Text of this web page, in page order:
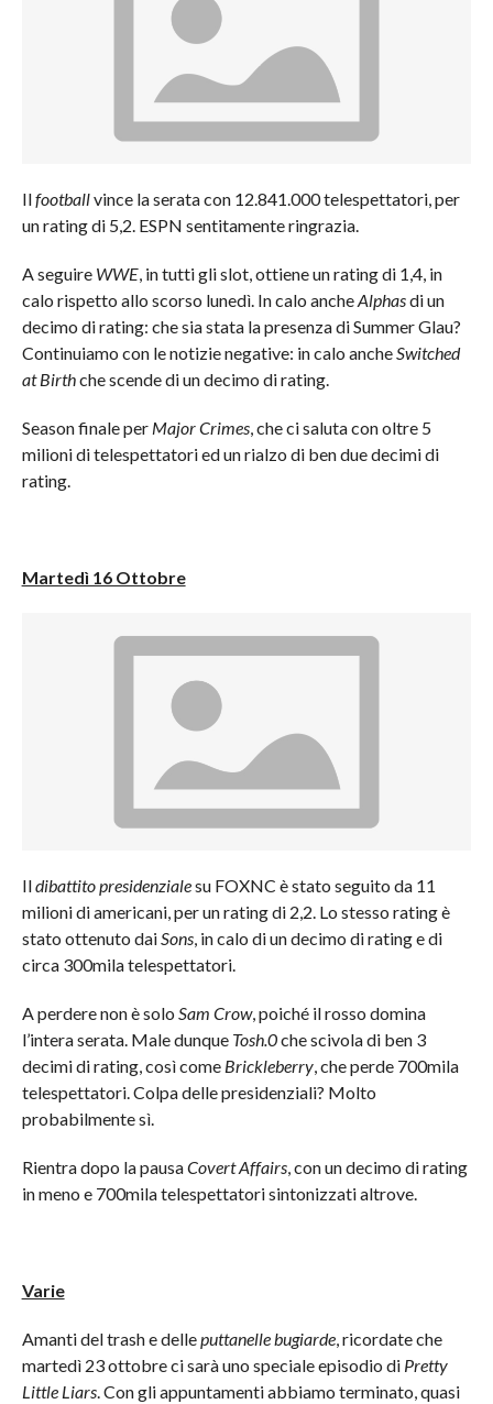
Ilfootballvince la serata con 12.841.000 telespettatori, per
un rating di 5,2. ESPN sentitamente ringrazia.
A seguire WWE, in tutti gli slot, ottiene un rating di 1,4, in
calo rispetto allo scorso lunedì. In calo ancheAlphasdi un
decimo di rating: che sia stata la presenza di Summer Glau?
Continuiamo con le notizie negative: in calo anche Switched
at Birthche scende di un decimo di rating.
Season finale per Major Crimes, che ci saluta con oltre 5
milioni di telespettatori ed un rialzo di ben due decimi di
rating.
Martedì 16 Ottobre
Ildibattito presidenzialesu FOXNC è stato seguito da 11
milioni di americani, per un rating di 2,2. Lo stesso rating è
stato ottenuto daiSons, in calo di un decimo di rating e di
circa 300mila telespettatori.
A perdere non è solo Sam Crow, poiché il rosso domina
l’intera serata. Male dunque Tosh.0che scivola di ben 3
decimi di rating, così come Brickleberry, che perde 700mila
telespettatori. Colpa delle presidenziali? Molto
probabilmente sì.
Rientra dopo la pausaCovert Affairs, con un decimo di rating
in meno e 700mila telespettatori sintonizzati altrove.
Varie
Amanti del trash e delleputtanelle bugiarde, ricordate che
martedì 23 ottobre ci sarà uno speciale episodio di Pretty
Little Liars. Con gli appuntamenti abbiamo terminato, quasi